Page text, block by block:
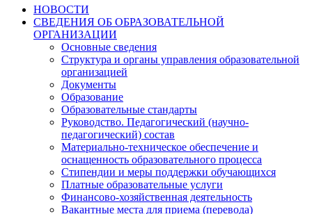
НОВОСТИ
СВЕДЕНИЯ ОБ ОБРАЗОВАТЕЛЬНОЙ
ОРГАНИЗАЦИИ
Основные сведения
Структура и органы управления образовательной
организацией
Документы
Образование
Образовательные стандарты
Руководство. Педагогический (научно-
педагогический) состав
Материально-техническое обеспечение и
оснащенность образовательного процесса
Стипендии и меры поддержки обучающихся
Платные образовательные услуги
Финансово-хозяйственная деятельность
Вакантные места для приема (перевода)